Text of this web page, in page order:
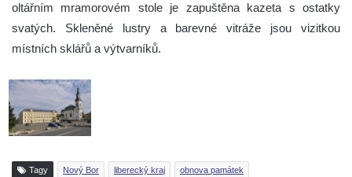
oltářním mramorovém stole je zapuštěna kazeta s ostatky
svatých. Skleněné lustry a barevné vitráže jsou vizitkou
místních sklářů a výtvarníků.
Tagy Nový Bor liberecký kraj obnova památek